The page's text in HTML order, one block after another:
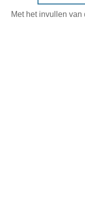
Met het invullen